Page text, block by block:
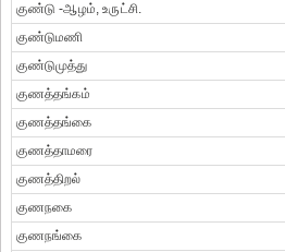
குண்டு -ஆழம், உருட்சி.
குண்டுமணி
குண்டுமுத்து
குணத்தங்கம்
குணத்தங்கை
குணத்தாமரை
குணத்திறல்
குணநகை
குணநங்கை